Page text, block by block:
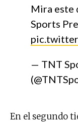
Mira este
Sports
— TNT
En el segundo